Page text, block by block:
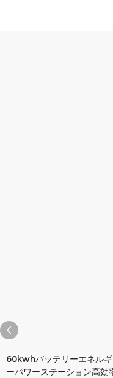
60kwhバッテリーエネル
ーパワーステーション高